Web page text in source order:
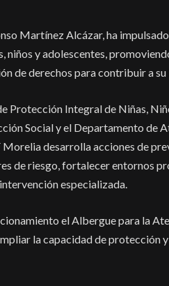
Martínez Alcázar, ha
y adolescentes,
de derechos para contribuir a
Protección Integral de Niñas,
Social y el Departamento de
desarrolla acciones de
de riesgo, fortalecer entornos
especializada.
el Albergue para la
la capacidad de protección